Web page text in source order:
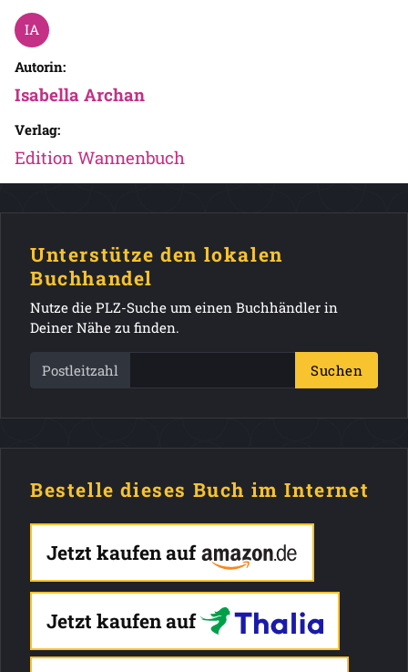
Autorin:
Isabella Archan
Verlag:
Edition Wannenbuch
Unterstütze den lokalen
Buchhandel
Nutze die PLZ-Suche um einen Buchhändler in
Deiner Nähe zu finden.
Postleitzahl Suchen
Bestelle dieses Buch im Internet
Jetzt kaufen auf
Jetzt kaufen auf